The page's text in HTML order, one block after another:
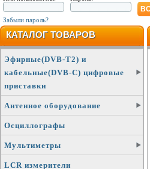
Забыли пароль?
КАТАЛОГ ТОВАРОВ
Эфирные(DVB-T2) и
кабельные(DVB-C) цифровые
приставки
Антенное оборудование
Осциллографы
Мультиметры
LCR измерители